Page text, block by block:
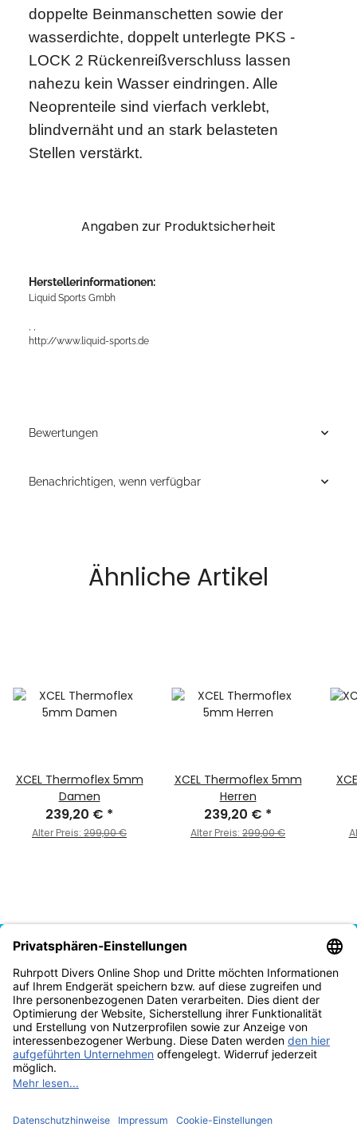
doppelte Beinmanschetten sowie der
wasserdichte, doppelt unterlegte PKS -
LOCK 2 Rückenreißverschluss lassen
nahezu kein Wasser eindringen. Alle
Neoprenteile sind vierfach verklebt,
blindvernäht und an stark belasteten
Stellen verstärkt.
Angaben zur Produktsicherheit
Herstellerinformationen:
Liquid Sports Gmbh
http://www.liquid-sports.de
Bewertungen
Benachrichtigen, wenn verfügbar
Ähnliche Artikel
XCEL Thermoflex 5mm
Damen
239,20 € *
Alter Preis: 299,00 €
XCEL Thermoflex 5mm
Herren
239,20 € *
Alter Preis: 299,00 €
Vertrag widerrufen